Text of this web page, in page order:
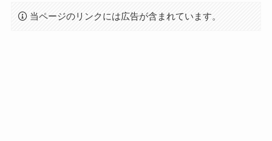
当ページのリンクには広告が含まれています。